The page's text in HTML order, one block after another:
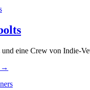
eine Crew von Indie-
→